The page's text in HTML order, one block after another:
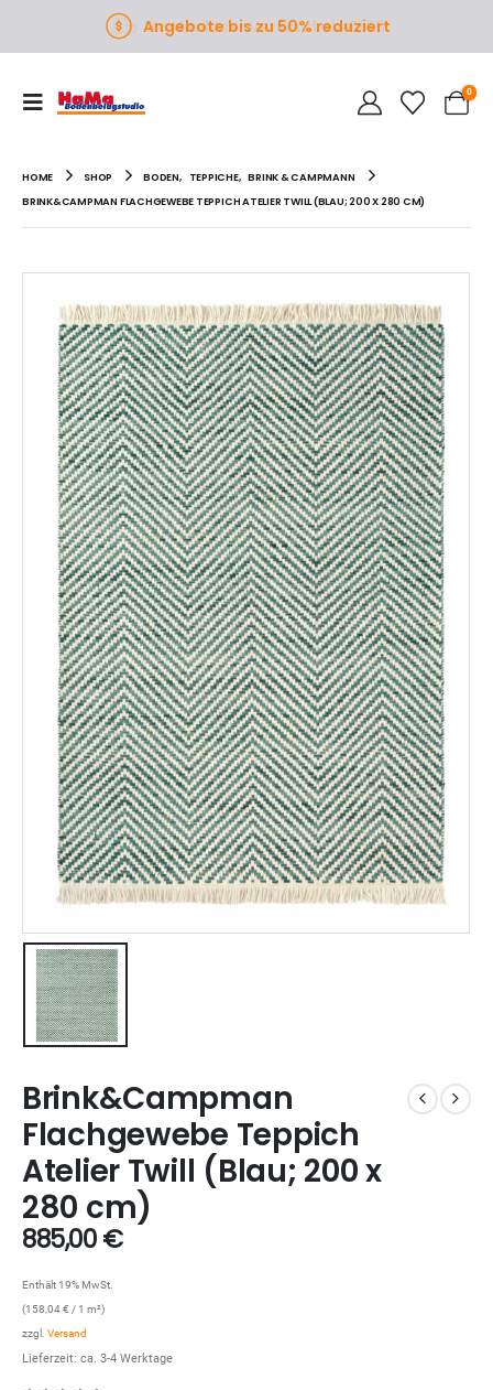
Angebote bis zu 50% reduziert
0
HOME SHOP BODEN, TEPPICHE, BRINK & CAMPMANN
BRINK&CAMPMAN FLACHGEWEBE TEPPICH ATELIER TWILL (BLAU; 200 X 280 CM)
Brink&Campman
Flachgewebe Teppich
Atelier Twill (Blau; 200 x
280 cm)
885,00€
Enthält 19% MwSt.
(158,04€ / 1 m²)
zzgl. Versand
Lieferzeit: ca. 3-4 Werktage